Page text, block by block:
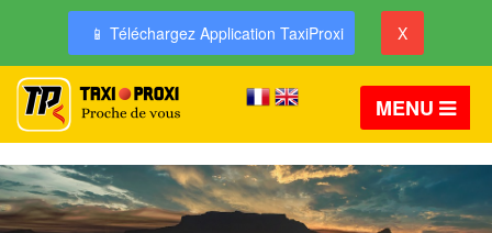
📱 Téléchargez Application TaxiProxi X
MENU